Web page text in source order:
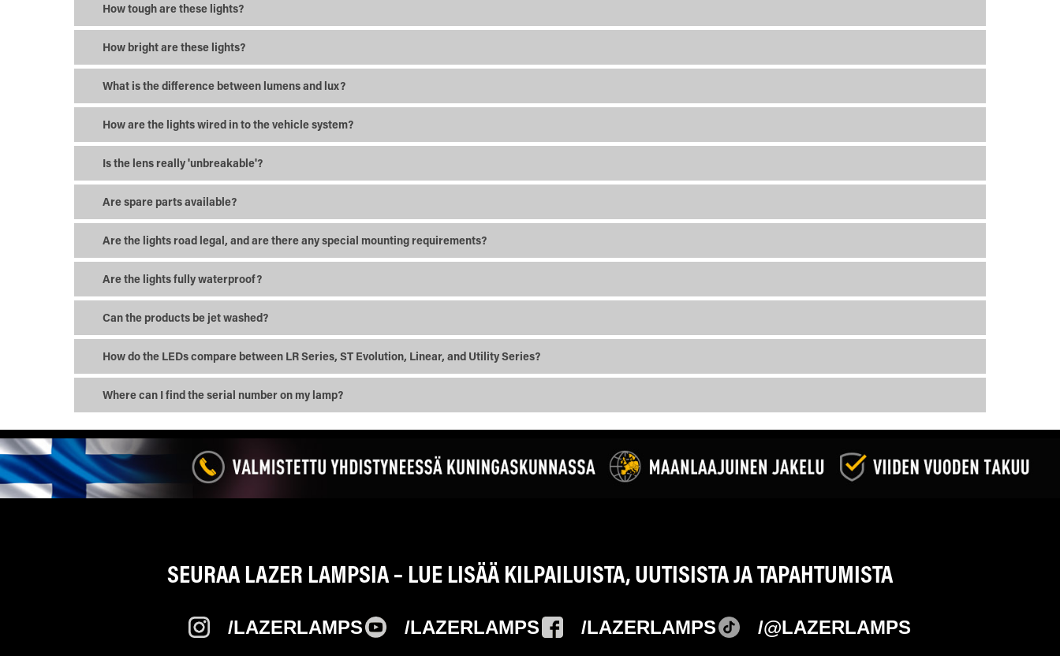
How tough are these lights?
How bright are these lights?
What is the difference between lumens and lux?
How are the lights wired in to the vehicle system?
Is the lens really 'unbreakable'?
Are spare parts available?
Are the lights road legal, and are there any special mounting requirements?
Are the lights fully waterproof?
Can the products be jet washed?
How do the LEDs compare between LR Series, ST Evolution, Linear, and Utility Series?
Where can I find the serial number on my lamp?
SEURAA LAZER LAMPSIA – LUE LISÄÄ KILPAILUISTA, UUTISISTA JA TAPAHTUMISTA
/LAZERLAMPS /LAZERLAMPS /LAZERLAMPS /@LAZERLAMPS